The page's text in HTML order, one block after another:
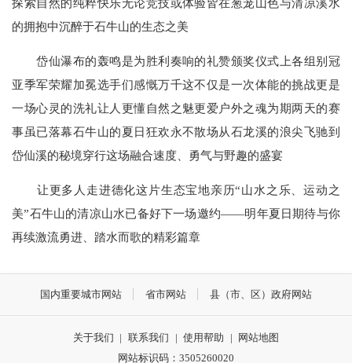
的拥抱中沉醉于石牛山的生态之美
岱仙瀑布的轰鸣是为胜利奏响的礼赞颁奖仪式上各组别冠
亚季军荣耀加冕选手们感慨万千这不仅是一次体能的挑战更是
一场心灵的洗礼让人更懂自然之魅更爱户外之魂为期两天的赛
事虽已落幕石牛山的夏日狂欢永不散场从石龙溪的浪尖飞驰到
岱仙溪的秘境穿行这场融合速度、勇气与野趣的盛宴
让更多人走进德化这片生态宝地亲历“山水之乐、运动之
美”石牛山的清凉山水已备好下一场邀约——明年夏日期待与你
再续激流勇进、踏水而歌的精彩篇章
国内重要城市网站 省市网站 县（市、区）政府网站
关于我们 | 联系我们 | 使用帮助 |
网站地图
网站标识码：3505260020